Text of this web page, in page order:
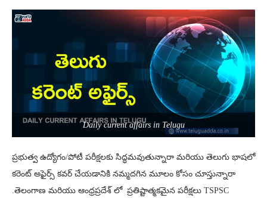
Daily current affairs in Telugu
ప్రభుత్వ ఉద్యోగం/పోటీ పరీక్షలకు సిద్ధమవుతున్నారా మరియు తెలుగు భాషలో
కరెంట్ అఫైర్స్ కవర్ చేయడానికి నమ్మదగిన మూలం కోసం చూస్తున్నారా
.తెలంగాణ మరియు ఆంధ్రప్రదేశ్ లో ప్రతిష్టాత్మకమైన పరీక్షలు TSPSC